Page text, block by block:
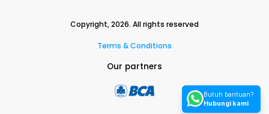
Copyright,2026. All rights reserved
Terms & Conditions
Our partners
Butuh bantuan?
Hubungi kami